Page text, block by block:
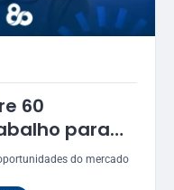
60
para
do mercado